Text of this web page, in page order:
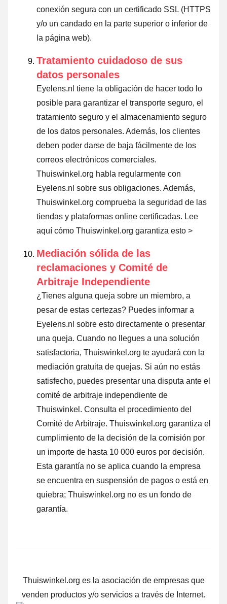
conexión segura con un certificado SSL (HTTPS
y/o un candado en la parte superior o inferior de
la página web).
Tratamiento cuidadoso de sus
datos personales
Eyelens.nl tiene la obligación de hacer todo lo
posible para garantizar el transporte seguro, el
tratamiento seguro y el almacenamiento seguro
de los datos personales. Además, los clientes
deben poder darse de baja fácilmente de los
correos electrónicos comerciales.
Thuiswinkel.org habla regularmente con
Eyelens.nl sobre sus obligaciones. Además,
Thuiswinkel.org comprueba la seguridad de las
tiendas y plataformas online certificadas. Lee
aquí cómo Thuiswinkel.org garantiza esto >
Mediación sólida de las
reclamaciones y Comité de
Arbitraje Independiente
¿Tienes alguna queja sobre un miembro, a
pesar de estas certezas? Puedes informar a
Eyelens.nl sobre esto directamente o presentar
una queja. Cuando no llegues a una solución
satisfactoria, Thuiswinkel.org te ayudará con la
mediación gratuita de quejas. Si aún no estás
satisfecho, puedes presentar una disputa ante el
comité de arbitraje independiente de
Thuiswinkel. Consulta el procedimiento del
Comité de Arbitraje. Thuiswinkel.org garantiza el
cumplimiento de la decisión de la comisión por
un importe de hasta 10 000 euros por decisión.
Esta garantía no se aplica cuando la empresa
se encuentra en suspensión de pagos o está en
quiebra; Thuiswinkel.org no es un fondo de
garantía.
Thuiswinkel.org es la asociación de empresas que
venden productos y/o servicios a través de Internet.